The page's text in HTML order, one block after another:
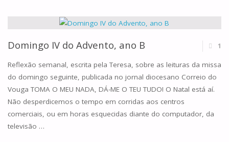
Domingo IV do Advento, ano B 1
Reflexão semanal, escrita pela Teresa, sobre as leituras da missa
do domingo seguinte, publicada no jornal diocesano Correio do
Vouga TOMA O MEU NADA, DÁ-ME O TEU TUDO! O Natal está aí.
Não desperdicemos o tempo em corridas aos centros
comerciais, ou em horas esquecidas diante do computador, da
televisão …